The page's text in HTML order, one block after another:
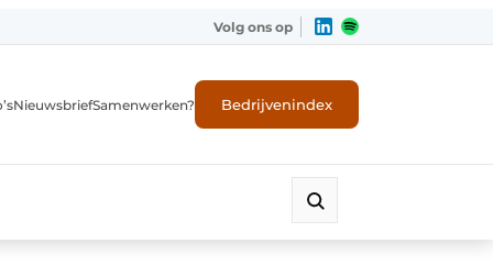
Volg ons op
NieuwsbriefSamenwerken? Bedrijvenindex